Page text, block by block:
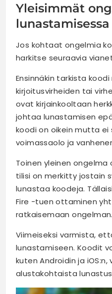
Yleisimmät
lunastamisessa
Jos kohtaat ongelmia
harkitse seuraavia
Ensinnäkin tarkista
kirjoitusvirheiden tai
ovat kirjainkooltaan
johtaa lunastamisen
koodi on oikein mutta
voimassaolo ja
Toinen yleinen ongelma
tilisi on merkitty jostain
lunastaa koodeja.
Fire -tuen ottaminen
ratkaisemaan ongelman.
Viimeiseksi varmista,
lunastamiseen. Koodit
kuten Androidin ja
alustakohtaista